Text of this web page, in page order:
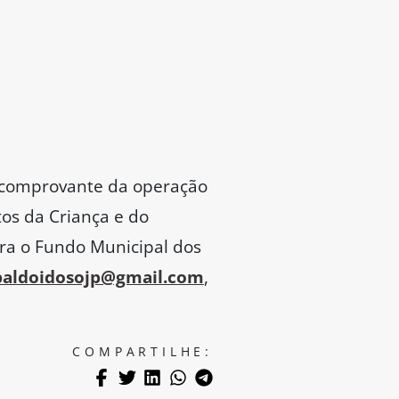
da operação
da Criança e do
o Fundo Municipal dos
,
COMPARTILHE: